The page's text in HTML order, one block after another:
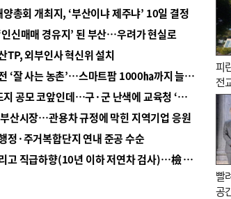
총회 개최지, ‘부산이냐 제주냐’ 10일 결정
신매매 경유지’ 된 부산…우려가 현실로
TP, 외부인사 혁신위 설치
■ 경남 농정 비전 ‘잘 사는 농촌’…스마트팜 1000㏊까지 늘린다
■ 교육혁신선도지 공모 코앞인데…구·군 난색에 교육청 ‘쩔쩔’
산시장…관용차 규정에 막힌 지역기업 응원
정·주거복합단지 연내 준공 수순
■ 검사 신분 버리고 직급하향(10년 이하 저연차 검사)…檢 중수청행 기피
피
전
기
빨
공